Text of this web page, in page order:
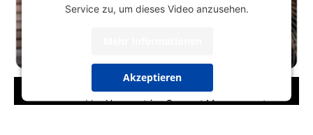
Service zu, um dieses Video anzusehen.
Akzeptieren
powered byUsercentrics Consent Management